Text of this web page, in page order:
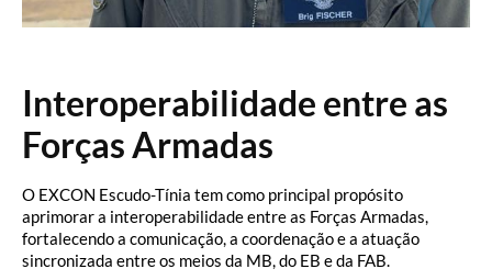
Interoperabilidade entre as
Forças Armadas
O EXCON Escudo-Tínia tem como principal propósito
aprimorar a interoperabilidade entre as Forças Armadas,
fortalecendo a comunicação, a coordenação e a atuação
sincronizada entre os meios da MB, do EB e da FAB.